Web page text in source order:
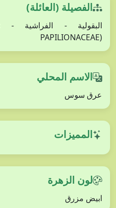
الفصيلة (العائلة)
البقولية - الفراشية - FABACEAE (
PAPILIONACEAE)
الاسم المحلي
عرق سوس
المميزات
لون الزهرة
ابيض مزرق